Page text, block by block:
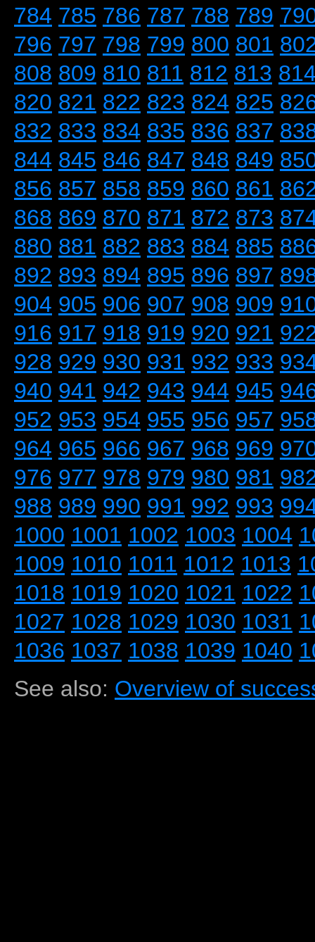
784 785 786 787 788 789
796 797 798 799 800 801
808 809 810 811 812 813
820 821 822 823 824 825
832 833 834 835 836 837
844 845 846 847 848 849
856 857 858 859 860 861
868 869 870 871 872 873
880 881 882 883 884 885
892 893 894 895 896 897
904 905 906 907 908 909
916 917 918 919 920 921
928 929 930 931 932 933
940 941 942 943 944 945
952 953 954 955 956 957
964 965 966 967 968 969
976 977 978 979 980 981
988 989 990 991 992 993
1000 1001 1002 1003 1004
1009 1010 1011 1012 1013
1018 1019 1020 1021 1022
1027 1028 1029 1030 1031
1036 1037 1038 1039 1040
See also: Overview of